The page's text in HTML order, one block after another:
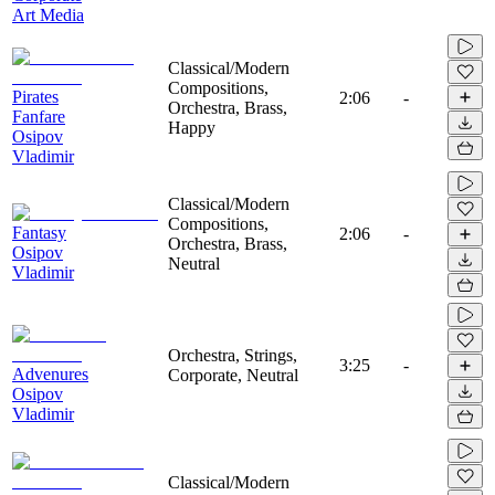
Art Media
Pirates
Fanfare
Osipov
Vladimir
Classical/Modern
Compositions,
Orchestra, Brass,
Happy
2:06 -
Fantasy
Osipov
Vladimir
Classical/Modern
Compositions,
Orchestra, Brass,
Neutral
2:06 -
Advenures
Osipov
Vladimir
Orchestra, Strings,
Corporate, Neutral
3:25 -
Classical/Modern